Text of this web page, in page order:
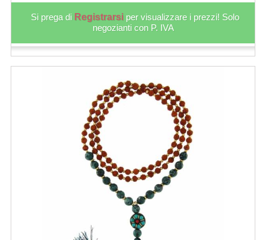
Si prega di Registrarsi per visualizzare i prezzi! Solo
negozianti con P. IVA